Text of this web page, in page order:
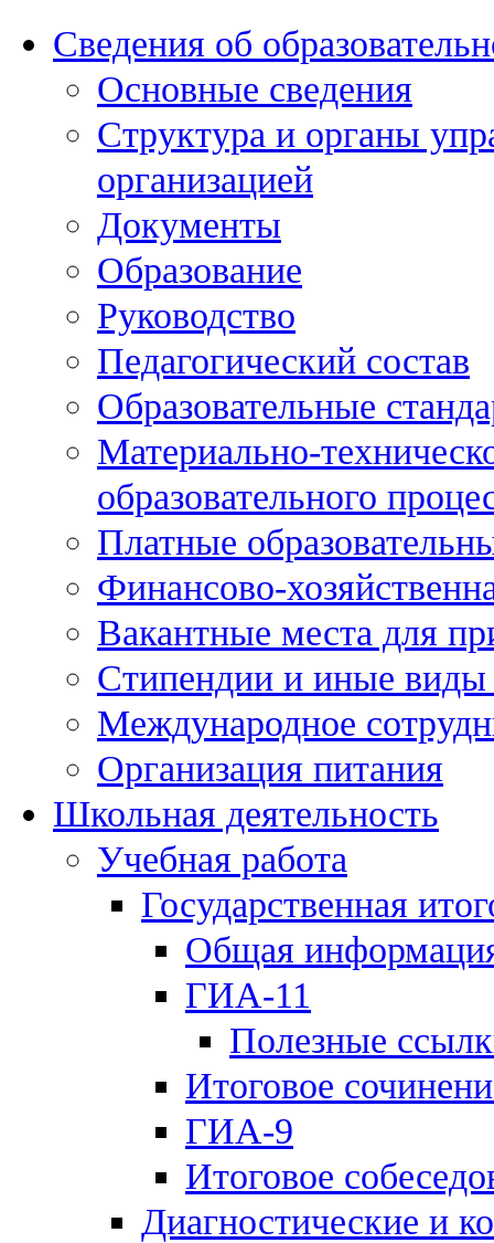
Сведения об
Основные сведения
Структура и органы
организацией
Документы
Образование
Руководство
Педагогический состав
Образовательные
Материально-
образовательного
Платные
Финансово-
Вакантные места для
Стипендии и иные виды
Международное
Организация питания
Школьная деятельность
Учебная работа
Государственная
Общая
ГИА-11
Полезные
Итоговое
ГИА-9
Итоговое
Диагностические и